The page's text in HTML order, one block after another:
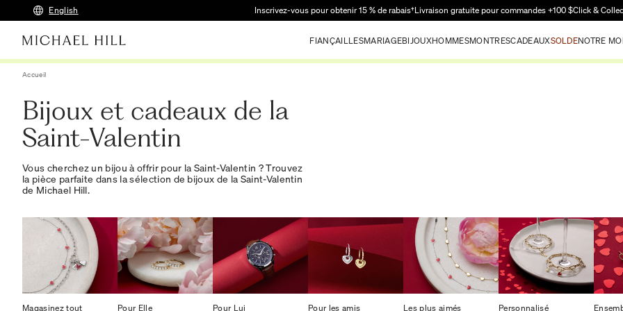
Passer au contenu principal
English Inscrivez-vous pour obtenir 15 % de rabais†Livraison gratuite pour commandes +100 $Click &
FIANÇAILLESMARIAGEBIJOUXHOMMESMONTRESCADEAUXSOLDENOTRE
Accueil
Bijoux et cadeaux de la
Saint-Valentin
Vous cherchez un bijou à offrir pour la Saint-Valentin ? Trouvez
la pièce parfaite dans la sélection de bijoux de la Saint-Valentin
de Michael Hill.
Magasinez tout Pour Elle Pour Lui Pour les amis Les plus aimés Personnalisé